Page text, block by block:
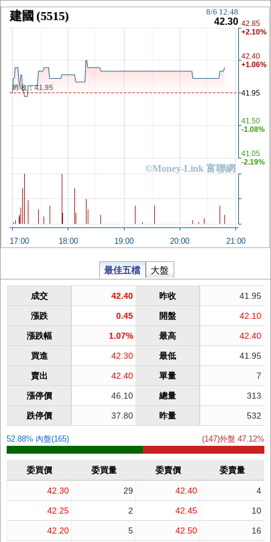
建國 (5515)
©Money-Link 富聯網
8/6 12:48
42.30
昨收：41.95
17:00 18:00 19:00 20:00 21:00
41.05
-2.19%
41.50
-1.08%
41.95
42.40
+1.06%
42.85
+2.10%
最佳五檔 大盤
成交 42.40 昨收 41.95
漲跌 0.45 開盤 42.10
漲跌幅 1.07% 最高 42.40
買進 42.30 最低 41.95
賣出 42.40 單量 7
漲停價 46.10 總量 313
跌停價 37.80 昨量 532
52.88% 內盤(165) (147)外盤 47.12%
委買價 委買量 委賣價 委賣量
42.30 29 42.40 4
42.25 2 42.45 10
42.20 5 42.50 16